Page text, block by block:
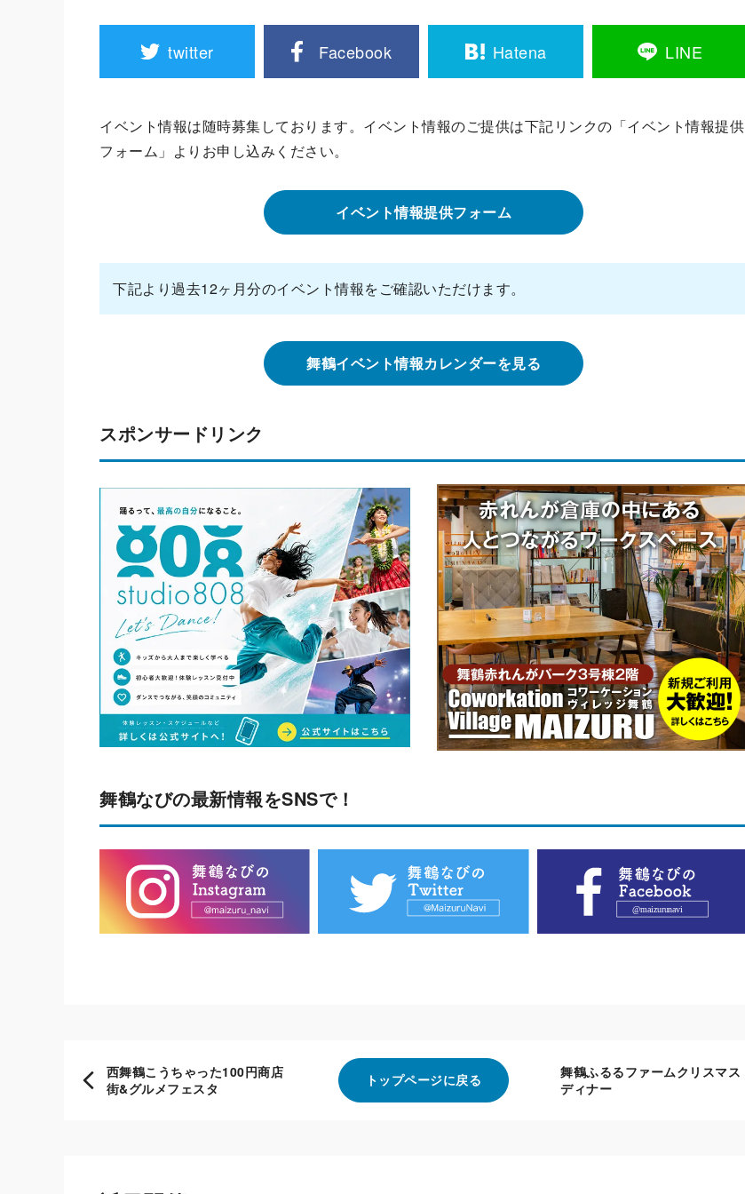
twitter Facebook Hatena LINE
イベント情報は随時募集しております。イベント情報のご提供は下記リンクの「イベント情報提供
フォーム」よりお申し込みください。
イベント情報提供フォーム
下記より過去12ヶ月分のイベント情報をご確認いただけます。
舞鶴イベント情報カレンダーを見る
スポンサードリンク
舞鶴なびの最新情報をSNSで！
西舞鶴こうちゃった100円商店
街&グルメフェスタ
トップページに戻る
舞鶴ふるるファームクリスマス
ディナー